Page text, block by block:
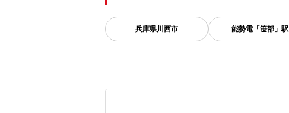
兵庫県川西市 能勢電「笹部」駅